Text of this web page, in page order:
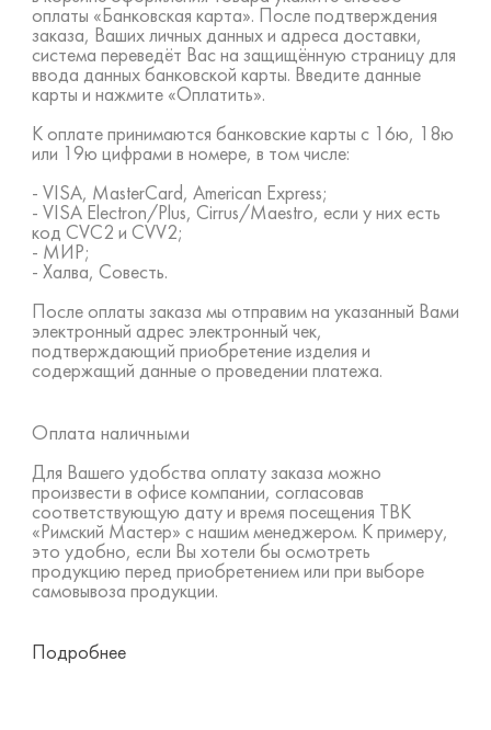
оплаты «Банковская карта». После подтверждения
заказа, Ваших личных данных и адреса доставки,
система переведёт Вас на защищённую страницу для
ввода данных банковской карты. Введите данные
карты и нажмите «Оплатить».
К оплате принимаются банковские карты с 16ю, 18ю
или 19ю цифрами в номере, в том числе:
- VISA, MasterCard, American Express;
- VISA Electron/Plus, Cirrus/Maestro, если у них есть
код CVC2 и CVV2;
- МИР;
- Халва, Совесть.
После оплаты заказа мы отправим на указанный Вами
электронный адрес электронный чек,
подтверждающий приобретение изделия и
содержащий данные о проведении платежа.
Оплата наличными
Для Вашего удобства оплату заказа можно
произвести в офисе компании, согласовав
соответствующую дату и время посещения ТВК
«Римский Мастер» с нашим менеджером. К примеру,
это удобно, если Вы хотели бы осмотреть
продукцию перед приобретением или при выборе
самовывоза продукции.
Подробнее